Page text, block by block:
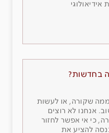
בחדשות?
שקורה, או לעשות
אנחנו לא רוצים
כי אי אפשר לחזור
להציע את